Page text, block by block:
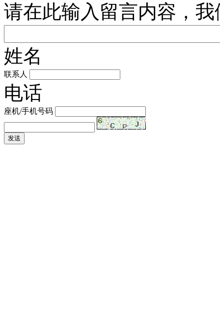
请在此输入留言内容，
姓名
联系人
电话
座机/手机号码